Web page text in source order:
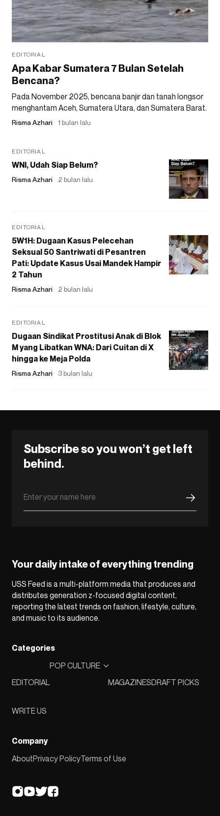
EDITORIAL
Apa Kabar Sumatera 7 Bulan Setelah
Bencana?
Pada November 2025, bencana banjir dan tanah longsor
menghantam Aceh, Sumatera Utara, dan Sumatera Barat.
Risma Azhari 1 bulan lalu
EDITORIAL
WNI, Udah Siap Belum?
Risma Azhari 2 bulan lalu
EDITORIAL
5W1H: Dugaan Kasus Pelecehan
Seksual 50 Santriwati di Pesantren
Pati: Update Kasus Usai Mandek Hampir
2 Tahun
Risma Azhari 2 bulan lalu
EDITORIAL
Dugaan Sindikat Prostitusi Anak di Blok
M yang Libatkan WNA: Dari Cuitan di X
hingga ke Meja Polda
Risma Azhari 3 bulan lalu
Subscribe so you won’t get left
behind.
Your daily intake of everything trending
USS Feed is a multi-platform media that produces and
distributes generation z-focused digital content,
reporting the latest trends on fashion, lifestyle, culture,
and music to its audience.
Categories
EDITORIAL
POP CULTURE
MAGAZINESDRAFT PICKS
WRITE US
Company
AboutPrivacy PolicyTerms of Use